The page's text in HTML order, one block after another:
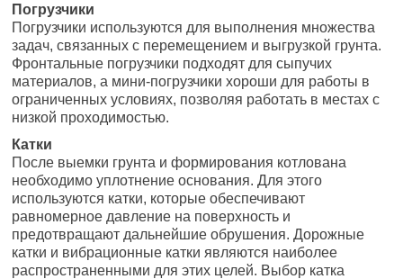
Погрузчики
Погрузчики используются для выполнения множества
задач, связанных с перемещением и выгрузкой грунта.
Фронтальные погрузчики подходят для сыпучих
материалов, а мини-погрузчики хороши для работы в
ограниченных условиях, позволяя работать в местах с
низкой проходимостью.
Катки
После выемки грунта и формирования котлована
необходимо уплотнение основания. Для этого
используются катки, которые обеспечивают
равномерное давление на поверхность и
предотвращают дальнейшие обрушения. Дорожные
катки и вибрационные катки являются наиболее
распространенными для этих целей. Выбор катка